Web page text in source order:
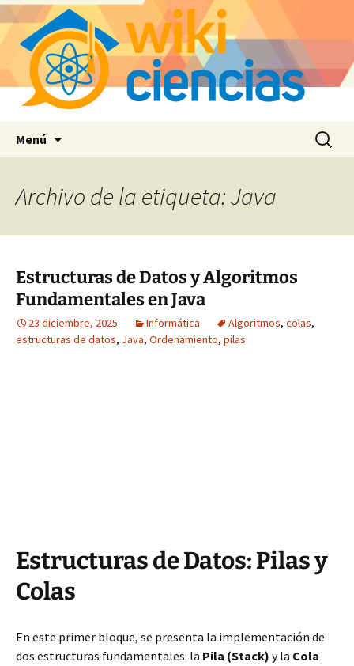
Menú Buscar:
Archivo de la etiqueta: Java
Estructuras de Datos y Algoritmos
Fundamentales en Java
23 diciembre, 2025 Informática Algoritmos, colas,
estructuras de datos, Java, Ordenamiento, pilas
Estructuras de Datos: Pilas y
Colas
En este primer bloque, se presenta la implementación de
dos estructuras fundamentales: la Pila (Stack) y la Cola